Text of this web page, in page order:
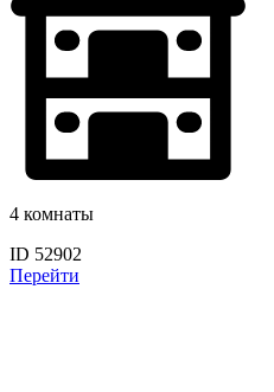
4 комнаты
ID 52902
Перейти